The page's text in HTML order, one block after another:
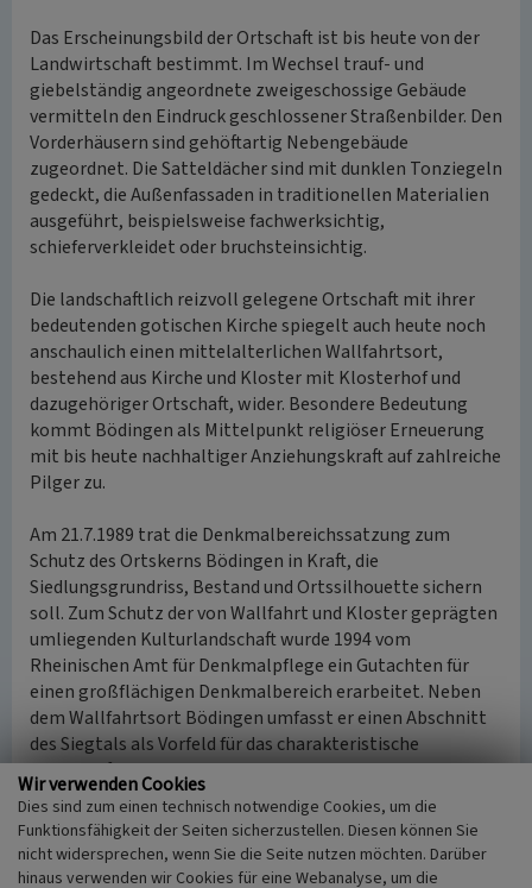
Das Erscheinungsbild der Ortschaft ist bis heute von der
Landwirtschaft bestimmt. Im Wechsel trauf- und
giebelständig angeordnete zweigeschossige Gebäude
vermitteln den Eindruck geschlossener Straßenbilder. Den
Vorderhäusern sind gehöftartig Nebengebäude
zugeordnet. Die Satteldächer sind mit dunklen Tonziegeln
gedeckt, die Außenfassaden in traditionellen Materialien
ausgeführt, beispielsweise fachwerksichtig,
schieferverkleidet oder bruchsteinsichtig.
Die landschaftlich reizvoll gelegene Ortschaft mit ihrer
bedeutenden gotischen Kirche spiegelt auch heute noch
anschaulich einen mittelalterlichen Wallfahrtsort,
bestehend aus Kirche und Kloster mit Klosterhof und
dazugehöriger Ortschaft, wider. Besondere Bedeutung
kommt Bödingen als Mittelpunkt religiöser Erneuerung
mit bis heute nachhaltiger Anziehungskraft auf zahlreiche
Pilger zu.
Am 21.7.1989 trat die Denkmalbereichssatzung zum
Schutz des Ortskerns Bödingen in Kraft, die
Siedlungsgrundriss, Bestand und Ortssilhouette sichern
soll. Zum Schutz der von Wallfahrt und Kloster geprägten
umliegenden Kulturlandschaft wurde 1994 vom
Rheinischen Amt für Denkmalpflege ein Gutachten für
einen großflächigen Denkmalbereich erarbeitet. Neben
dem Wallfahrtsort Bödingen umfasst er einen Abschnitt
des Siegtals als Vorfeld für das charakteristische
Landschaftsbild sowie den gegenüberliegenden Berg mit
Burg und Stadt Blankenberg. Gleichzeitig werden weitere
kulturhistorische Anlagen und Nutzungen geschützt,
darunter die Prozessionswege der Wallfahrer, die
sternförmig aus verschiedenen Richtungen nach
Wir verwenden Cookies
Dies sind zum einen technisch notwendige Cookies, um die
Funktionsfähigkeit der Seiten sicherzustellen. Diesen können Sie
nicht widersprechen, wenn Sie die Seite nutzen möchten. Darüber
hinaus verwenden wir Cookies für eine Webanalyse, um die